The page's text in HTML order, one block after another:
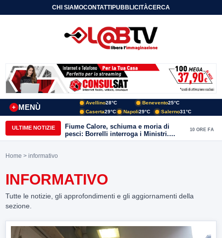
CHI SIAMOCONTATTIPUBBLICITÀCERCA
MENÙ
+
Avellino28°C Benevento25°C
Caserta29°C Napoli29°C Salerno31°C
ULTIME NOTIZIE
Fiume Calore, schiuma e moria di
pesci: Borrelli interroga i Ministri.
“Benevento paga l’assenza del
10 ORE FA
Home > informativo
INFORMATIVO
Tutte le notizie, gli approfondimenti e gli aggiornamenti della
sezione.